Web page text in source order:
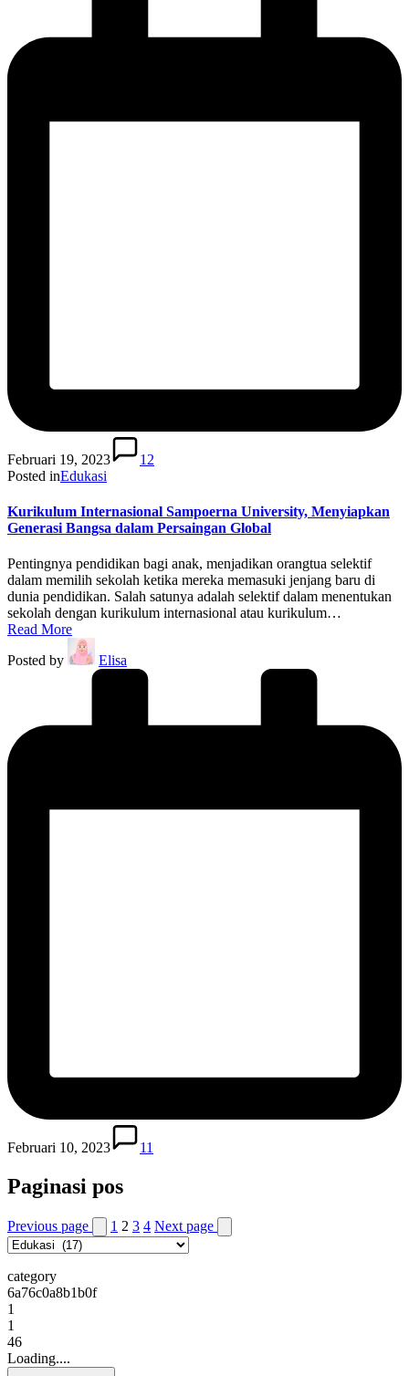
Februari 19, 2023
12
Posted inEdukasi
Kurikulum Internasional Sampoerna University, Menyiapkan
Generasi Bangsa dalam Persaingan Global
Pentingnya pendidikan bagi anak, menjadikan orangtua selektif
dalam memilih sekolah ketika mereka memasuki jenjang baru di
dunia pendidikan. Salah satunya adalah selektif dalam menentukan
sekolah dengan kurikulum internasional atau kurikulum…
Read More
Posted by
Elisa
Februari 10, 2023 11
Paginasi pos
Previous page 1 2 3 4 Next page
category
6a76c0a8b1b0f
1
1
46
Loading....